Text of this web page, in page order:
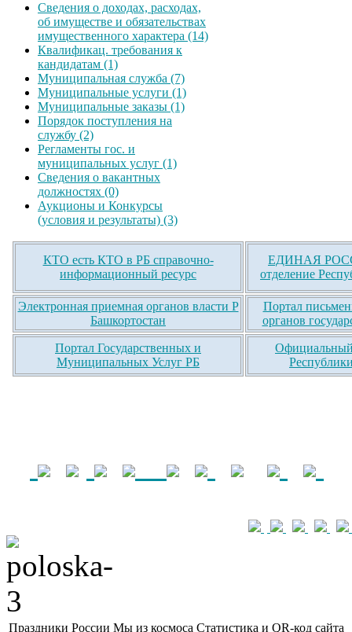
Сведения о доходах, расходах,
об имуществе и обязательствах
имущественного характера (14)
Квалификац. требования к
кандидатам (1)
Муниципальная служба (7)
Муниципальные услуги (1)
Муниципальные заказы (1)
Порядок поступления на
службу (2)
Регламенты гос. и
муниципальных услуг (1)
Сведения о вакантных
должностях (0)
Аукционы и Конкурсы
(условия и результаты) (3)
КТО есть КТО в РБ справочно-
информационный ресурс
ЕДИНАЯ
отделение
Электронная приемная органов власти Р
Башкортостан
Портал
органов
Портал Государственных и
Муниципальных Услуг РБ
Официальный
Праздники России Мы из космоса Статистика и QR-код сайта